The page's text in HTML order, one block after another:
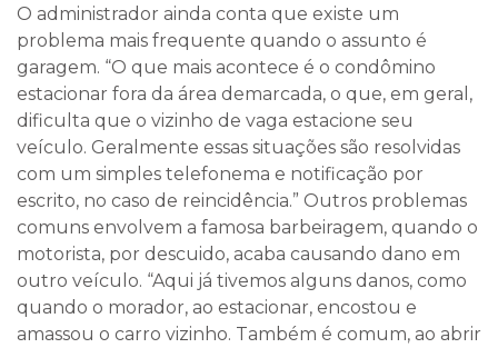
O administrador ainda conta que existe um
problema mais frequente quando o assunto é
garagem. “O que mais acontece é o condômino
estacionar fora da área demarcada, o que, em geral,
dificulta que o vizinho de vaga estacione seu
veículo. Geralmente essas situações são resolvidas
com um simples telefonema e notificação por
escrito, no caso de reincidência.” Outros problemas
comuns envolvem a famosa barbeiragem, quando o
motorista, por descuido, acaba causando dano em
outro veículo. “Aqui já tivemos alguns danos, como
quando o morador, ao estacionar, encostou e
amassou o carro vizinho. Também é comum, ao abrir